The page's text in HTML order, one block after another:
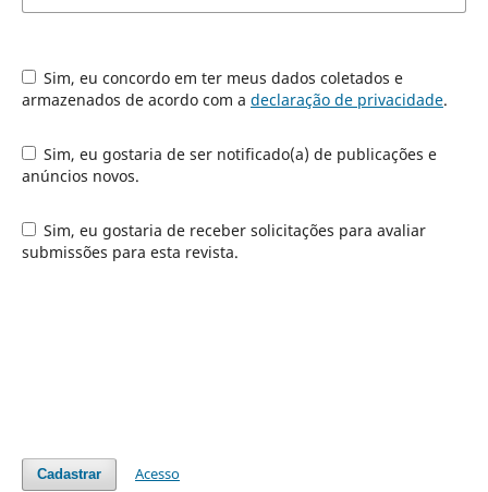
Sim, eu concordo em ter meus dados coletados e
armazenados de acordo com a declaração de privacidade.
Sim, eu gostaria de ser notificado(a) de publicações e
anúncios novos.
Sim, eu gostaria de receber solicitações para avaliar
submissões para esta revista.
Cadastrar Acesso